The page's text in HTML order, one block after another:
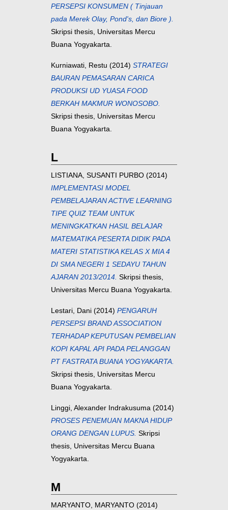
PERSEPSI KONSUMEN ( Tinjauan
pada Merek Olay, Pond's, dan Biore ).
Skripsi thesis, Universitas Mercu
Buana Yogyakarta.
Kurniawati, Restu (2014) STRATEGI
BAURAN PEMASARAN CARICA
PRODUKSI UD YUASA FOOD
BERKAH MAKMUR WONOSOBO.
Skripsi thesis, Universitas Mercu
Buana Yogyakarta.
L
LISTIANA, SUSANTI PURBO (2014)
IMPLEMENTASI MODEL
PEMBELAJARAN ACTIVE LEARNING
TIPE QUIZ TEAM UNTUK
MENINGKATKAN HASIL BELAJAR
MATEMATIKA PESERTA DIDIK PADA
MATERI STATISTIKA KELAS X MIA 4
DI SMA NEGERI 1 SEDAYU TAHUN
AJARAN 2013/2014. Skripsi thesis,
Universitas Mercu Buana Yogyakarta.
Lestari, Dani (2014) PENGARUH
PERSEPSI BRAND ASSOCIATION
TERHADAP KEPUTUSAN PEMBELIAN
KOPI KAPAL API PADA PELANGGAN
PT FASTRATA BUANA YOGYAKARTA.
Skripsi thesis, Universitas Mercu
Buana Yogyakarta.
Linggi, Alexander Indrakusuma (2014)
PROSES PENEMUAN MAKNA HIDUP
ORANG DENGAN LUPUS. Skripsi
thesis, Universitas Mercu Buana
Yogyakarta.
M
MARYANTO, MARYANTO (2014)